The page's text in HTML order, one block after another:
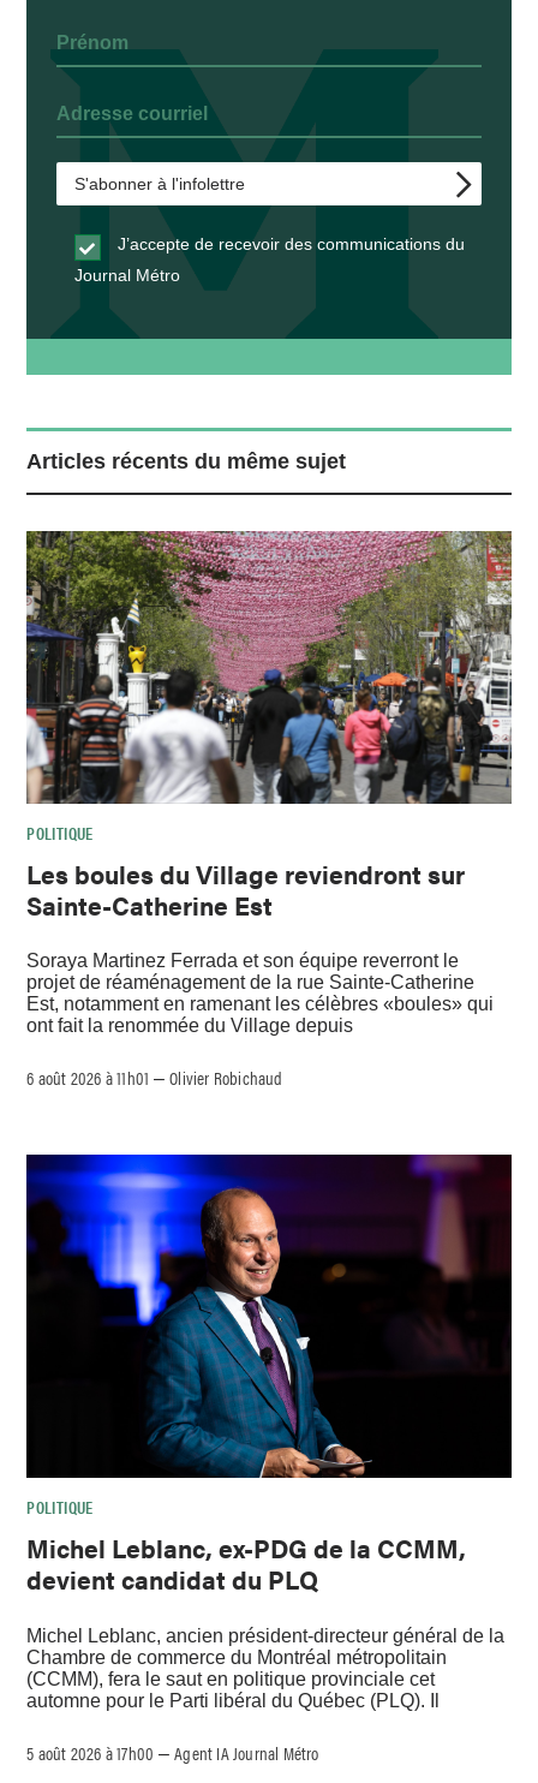
J’accepte de recevoir des communications du
Journal Métro
Articles récents du même sujet
POLITIQUE
Les boules du Village reviendront sur
Sainte-Catherine Est
Soraya Martinez Ferrada et son équipe reverront le
projet de réaménagement de la rue Sainte-Catherine
Est, notamment en ramenant les célèbres «boules» qui
ont fait la renommée du Village depuis
6 août 2026 à 11h01 –Olivier Robichaud
POLITIQUE
Michel Leblanc, ex-PDG de la CCMM,
devient candidat du PLQ
Michel Leblanc, ancien président-directeur général de la
Chambre de commerce du Montréal métropolitain
(CCMM), fera le saut en politique provinciale cet
automne pour le Parti libéral du Québec (PLQ). Il
5 août 2026 à 17h00 –Agent IA Journal Métro